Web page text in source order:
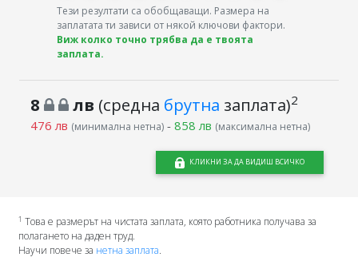
Тези резултати са обобщаващи. Размера на
заплатата ти зависи от някой ключови фактори.
Виж колко точно трябва да е твоята
заплата.
8 лв (средна брутна заплата)2
476 лв (минимална нетна)- 858 лв (максимална нетна)
КЛИКНИ ЗА ДА ВИДИШ ВСИЧКО
1 Това е размерът на чистата заплата, която работника получава за
полагането на даден труд.
Научи повече за нетна заплата.